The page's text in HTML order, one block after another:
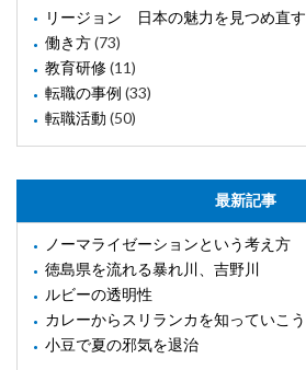
リージョン 日本の魅力を見つめ直す
働き方(73)
教育研修(11)
転職の事例 (33)
転職活動 (50)
最新記事
ノーマライゼーションという考え方
徳島県を流れる暴れ川、吉野川
ルビーの透明性
カレーからスリランカを知っていこう
小豆で夏の邪気を退治